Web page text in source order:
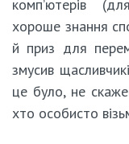
комп’ютерів
хороше знання
й приз для
змусив
це було, не
хто особисто